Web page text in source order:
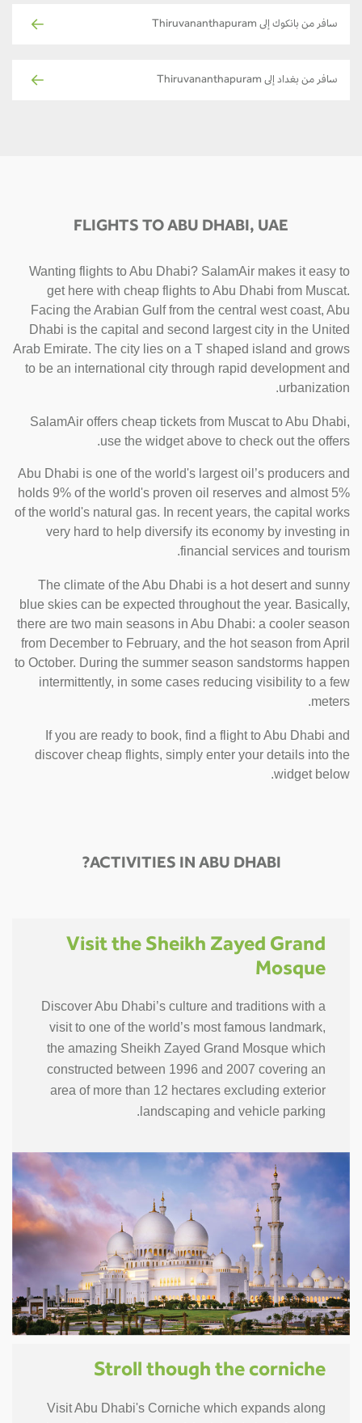
سافر من بانكوك إلى Thiruvananthapuram
سافر من بغداد إلى Thiruvananthapuram
FLIGHTS TO ABU DHABI, UAE
Wanting flights to Abu Dhabi? SalamAir makes it easy to
get here with cheap flights to Abu Dhabi from Muscat.
Facing the Arabian Gulf from the central west coast, Abu
Dhabi is the capital and second largest city in the United
Arab Emirate. The city lies on a T shaped island and grows
to be an international city through rapid development and
urbanization.
SalamAir offers cheap tickets from Muscat to Abu Dhabi,
use the widget above to check out the offers.
Abu Dhabi is one of the world's largest oil’s producers and
holds 9% of the world's proven oil reserves and almost 5%
of the world's natural gas. In recent years, the capital works
very hard to help diversify its economy by investing in
financial services and tourism.
The climate of the Abu Dhabi is a hot desert and sunny
blue skies can be expected throughout the year. Basically,
there are two main seasons in Abu Dhabi: a cooler season
from December to February, and the hot season from April
to October. During the summer season sandstorms happen
intermittently, in some cases reducing visibility to a few
meters.
If you are ready to book, find a flight to Abu Dhabi and
discover cheap flights, simply enter your details into the
widget below.
ACTIVITIES IN ABU DHABI?
Visit the Sheikh Zayed Grand
Mosque
Discover Abu Dhabi’s culture and traditions with a
visit to one of the world’s most famous landmark,
the amazing Sheikh Zayed Grand Mosque which
constructed between 1996 and 2007 covering an
area of more than 12 hectares excluding exterior
landscaping and vehicle parking.
Stroll though the corniche
Visit Abu Dhabi's Corniche which expands along